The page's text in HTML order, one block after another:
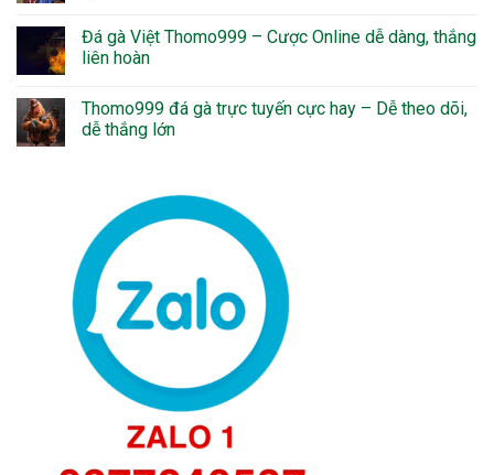
Đá gà Việt Thomo999 – Cược Online dễ dàng, thắng
liên hoàn
Thomo999 đá gà trực tuyến cực hay – Dễ theo dõi,
dễ thắng lớn